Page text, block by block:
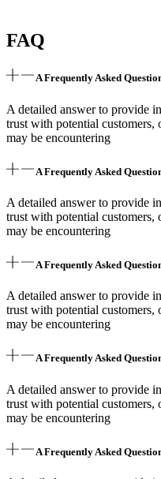
FAQ
A Frequently Asked
A detailed answer to provide
trust with potential
may be encountering
A Frequently Asked
A detailed answer to provide
trust with potential
may be encountering
A Frequently Asked
A detailed answer to provide
trust with potential
may be encountering
A Frequently Asked
A detailed answer to provide
trust with potential
may be encountering
A Frequently Asked